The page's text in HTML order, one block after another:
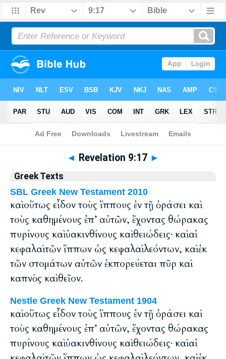
Bible> Greek> Revelation 9:17
◄ Revelation 9:17 ►
Greek Texts
SBL Greek New Testament 2010
καὶ οὕτως εἶδον τοὺς ἵππους ἐν τῇ ὁράσει καὶ
τοὺς καθημένους ἐπ’ αὐτῶν, ἔχοντας θώρακας
πυρίνους καὶ ὑακινθίνους καὶ θειώδεις· καὶ αἱ
κεφαλαὶ τῶν ἵππων ὡς κεφαλαὶ λεόντων, καὶ ἐκ
τῶν στομάτων αὐτῶν ἐκπορεύεται πῦρ καὶ
καπνὸς καὶ θεῖον.
Nestle Greek New Testament 1904
καὶ οὕτως εἶδον τοὺς ἵππους ἐν τῇ ὁράσει καὶ
τοὺς καθημένους ἐπ’ αὐτῶν, ἔχοντας θώρακας
πυρίνους καὶ ὑακινθίνους καὶ θειώδεις· καὶ αἱ